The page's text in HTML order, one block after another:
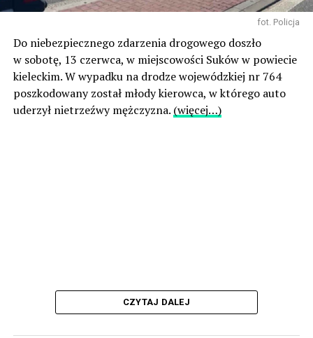
fot. Policja
Do niebezpiecznego zdarzenia drogowego doszło
w sobotę, 13 czerwca, w miejscowości Suków w powiecie
kieleckim. W wypadku na drodze wojewódzkiej nr 764
poszkodowany został młody kierowca, w którego auto
uderzył nietrzeźwy mężczyzna. (więcej…)
CZYTAJ DALEJ